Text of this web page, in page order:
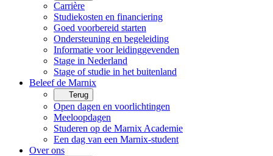
Carrière
Studiekosten en financiering
Goed voorbereid starten
Ondersteuning en begeleiding
Informatie voor leidinggevenden
Stage in Nederland
Stage of studie in het buitenland
Beleef de Marnix
Terug
Open dagen en voorlichtingen
Meeloopdagen
Studeren op de Marnix Academie
Een dag van een Marnix-student
Over ons